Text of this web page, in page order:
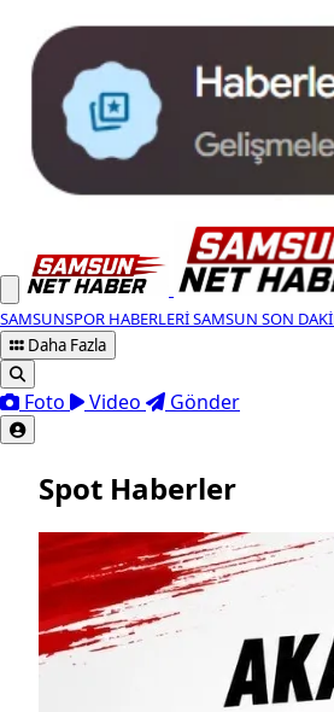
SAMSUNSPOR HABERLERISAMSUN SON
Daha Fazla
Foto Video Gönder
Spot Haberler